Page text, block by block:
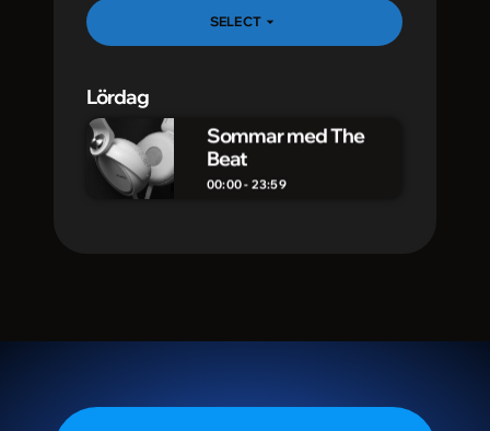
SELECT arrow_drop_down
Lördag
Sommar med The
Beat
00:00 - 23:59